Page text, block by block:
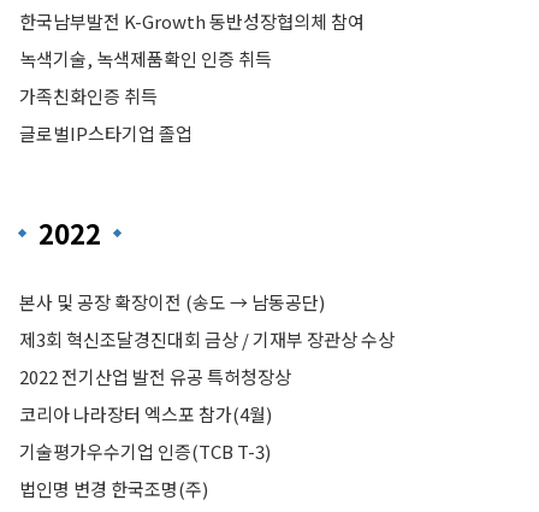
한국남부발전 K-Growth 동반성장협의체 참여
녹색기술, 녹색제품확인 인증 취득
가족친화인증 취득
글로벌IP스타기업 졸업
2022
본사 및 공장 확장이전 (송도 → 남동공단)
제3회 혁신조달경진대회 금상 / 기재부 장관상 수상
2022 전기산업 발전 유공 특허청장상
코리아 나라장터 엑스포 참가(4월)
기술평가우수기업 인증(TCB T-3)
법인명 변경 한국조명(주)